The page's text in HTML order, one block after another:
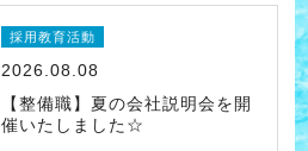
採用教育活動
2026.08.08
【整備職】夏の会社説明会を開
催いたしました☆